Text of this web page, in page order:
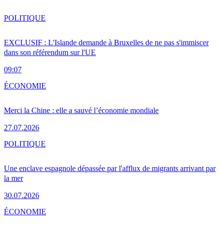
EXCLUSIF : L'Islande demande à Bruxelles de ne pas s'immiscer
dans son référendum sur l'UE
09:07
POLITIQUE
Merci la Chine : elle a sauvé l’économie mondiale
27.07.2026
ÉCONOMIE
Une enclave espagnole dépassée par l'afflux de migrants arrivant par
la mer
30.07.2026
POLITIQUE
ÉCONOMIE